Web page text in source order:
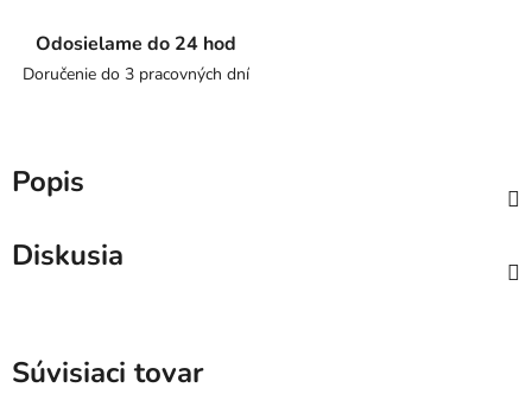
Odosielame do 24 hod
Doručenie do 3 pracovných dní
Popis
Diskusia
Súvisiaci tovar